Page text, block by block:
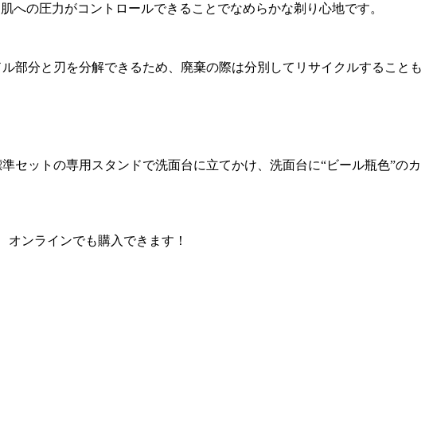
の圧力がコントロールできることでなめらかな剃り心地です。
部分と刃を分解できるため、廃棄の際は分別してリサイクルすることも
セットの専用スタンドで洗面台に立てかけ、洗面台に“ビール瓶色”のカ
ンラインでも購入できます！